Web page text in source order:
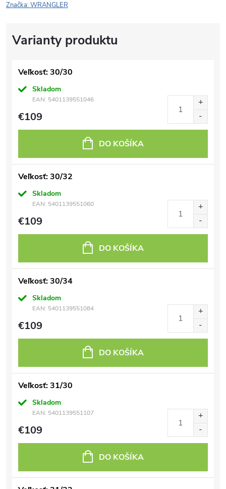
Značka:WRANGLER
Veľkosť: 30/30
Skladom
EAN: 5401139551046
€109
DO KOŠÍKA
Veľkosť: 30/32
Skladom
EAN: 5401139551060
€109
DO KOŠÍKA
Veľkosť: 30/34
Skladom
EAN: 5401139551084
€109
DO KOŠÍKA
Veľkosť: 31/30
Skladom
EAN: 5401139551107
€109
DO KOŠÍKA